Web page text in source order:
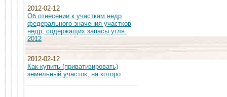
2012-02-12
Об отнесении к участкам недр
федерального значения участков
недр, содержащих запасы угля.
2012
2012-02-12
Как купить (приватизировать)
земельный участок, на которо